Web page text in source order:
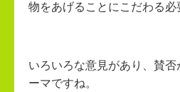
物をあげることにこだわる必
いろいろな意見があり、賛
ーマですね。